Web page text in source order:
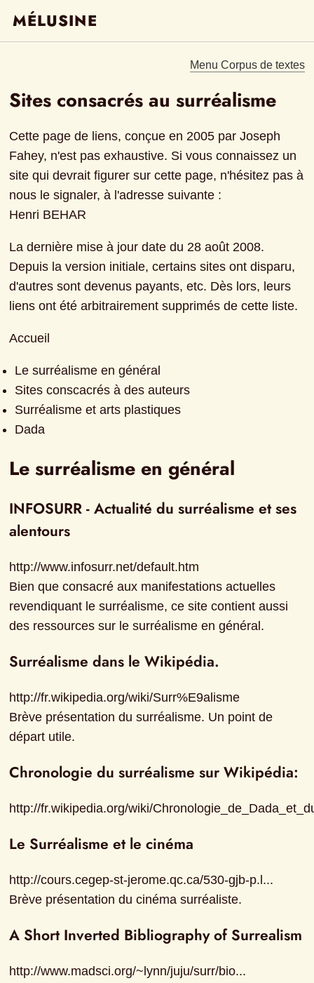
MÉLUSINE
Menu Corpus de textes
Sites consacrés au surréalisme
Cette page de liens, conçue en 2005 par Joseph
Fahey, n'est pas exhaustive. Si vous connaissez un
site qui devrait figurer sur cette page, n'hésitez pas à
nous le signaler, à l'adresse suivante :
Henri BEHAR
La dernière mise à jour date du 28 août 2008.
Depuis la version initiale, certains sites ont disparu,
d'autres sont devenus payants, etc. Dès lors, leurs
liens ont été arbitrairement supprimés de cette liste.
Accueil
Le surréalisme en général
Sites conscacrés à des auteurs
Surréalisme et arts plastiques
Dada
Le surréalisme en général
INFOSURR - Actualité du surréalisme et ses
alentours
http://www.infosurr.net/default.htm
Bien que consacré aux manifestations actuelles
revendiquant le surréalisme, ce site contient aussi
des ressources sur le surréalisme en général.
Surréalisme dans le Wikipédia.
http://fr.wikipedia.org/wiki/Surr%E9alisme
Brève présentation du surréalisme. Un point de
départ utile.
Chronologie du surréalisme sur Wikipédia:
http://fr.wikipedia.org/wiki/
Le Surréalisme et le cinéma
http://cours.cegep-st-jerome.qc.ca/530-gjb-p.l...
Brève présentation du cinéma surréaliste.
A Short Inverted Bibliography of Surrealism
http://www.madsci.org/~lynn/juju/surr/bio...